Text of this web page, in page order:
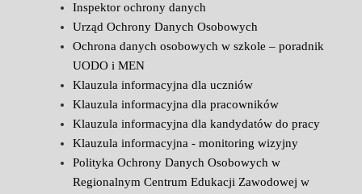
Inspektor ochrony danych
Urząd Ochrony Danych Osobowych
Ochrona danych osobowych w szkole – poradnik
UODO i MEN
Klauzula informacyjna dla uczniów
Klauzula informacyjna dla pracowników
Klauzula informacyjna dla kandydatów do pracy
Klauzula informacyjna - monitoring wizyjny
Polityka Ochrony Danych Osobowych w
Regionalnym Centrum Edukacji Zawodowej w